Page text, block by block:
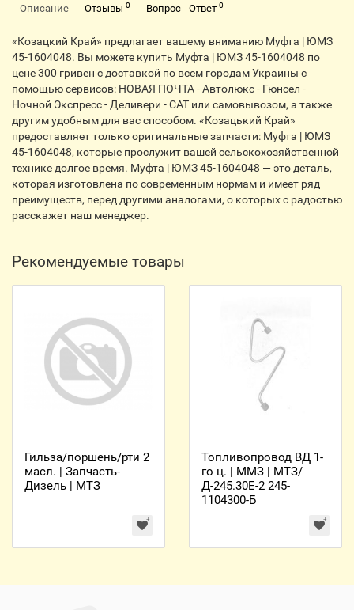
Описание Отзывы 0 Вопрос - Ответ 0
«Козацкий Край» предлагает вашему вниманию Муфта | ЮМЗ
45-1604048. Вы можете купить Муфта | ЮМЗ 45-1604048 по
цене 300 гривен с доставкой по всем городам Украины с
помощью сервисов: НОВАЯ ПОЧТА - Автолюкс - Гюнсел -
Ночной Экспресс - Деливери - CАТ или самовывозом, а также
другим удобным для вас способом. «Козацький Край»
предоставляет только оригинальные запчасти: Муфта | ЮМЗ
45-1604048, которые прослужит вашей сельскохозяйственной
технике долгое время. Муфта | ЮМЗ 45-1604048 — это деталь,
которая изготовлена по современным нормам и имеет ряд
преимуществ, перед другими аналогами, о которых с радостью
расскажет наш менеджер.
Рекомендуемые товары
Гильза/поршень/рти 2
масл. | Запчасть-
Дизель | МТЗ
Топливопровод ВД 1-
го ц. | ММЗ | МТЗ/
Д-245.30Е-2 245-
1104300-Б